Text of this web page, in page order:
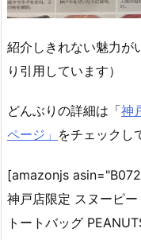
紹介しきれない魅力が
り引用しています）
どんぶりの詳細は「神
ページ」 をチェックし
[amazonjs
神戸店限定 スヌーピ
トートバッグ